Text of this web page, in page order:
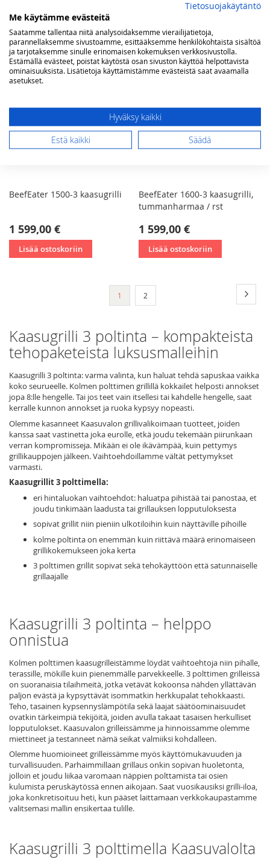
BeefEater 1500-3 kaasugrilli
1 599,00 €
Lisää ostoskoriin
BeefEater 1600-3 kaasugrilli,
tummanharmaa / rst
1 599,00 €
Lisää ostoskoriin
Sivu
You're
currently
page
1 Sivu
2
Kaasugrilli 3 poltinta – kompakteista
tehopaketeista luksusmalleihin
Kaasugrilli 3 poltinta: varma valinta, kun haluat tehdä sapuskaa vaikka
koko seurueelle. Kolmen polttimen grillillä kokkailet helposti annokset
jopa 8:lle hengelle. Tai jos teet vain itsellesi tai kahdelle hengelle, saat
kerralle kunnon annokset ja ruoka kypsyy nopeasti.
Olemme kasanneet Kaasuvalon grillivalikoimaan tuotteet, joiden
kanssa saat vastinetta joka eurolle, etkä joudu tekemään piirunkaan
verran kompromisseja. Mikään ei ole ikävämpää, kuin pettymys
grillikauppojen jälkeen. Vaihtoehdoillamme vältät pettymykset
varmasti.
Kaasugrillit 3 polttimella:
eri hintaluokan vaihtoehdot: haluatpa pihistää tai panostaa, et
joudu tinkimään laadusta tai grillauksen lopputuloksesta
sopivat grillit niin pieniin ulkotiloihin kuin näyttäville pihoille
kolme poltinta on enemmän kuin riittävä määrä erinomaiseen
grillikokemukseen joka kerta
3 polttimen grillit sopivat sekä tehokäyttöön että satunnaiselle
grillaajalle
Kaasugrilli 3 poltinta – helppo
onnistua
Kolmen polttimen kaasugrilleistämme löydät vaihtoehtoja niin pihalle,
terassille, mökille kuin pienemmälle parvekkeelle. 3 polttimen grilleissä
on suoranaisia tilaihmeitä, jotka vetävät kokoonsa nähden yllättävän
paljon evästä ja kypsyttävät isommatkin herkkupalat tehokkaasti.
Teho, tasainen kypsennyslämpötila sekä laajat säätöominaisuudet
ovatkin tärkeimpiä tekijöitä, joiden avulla takaat tasaisen herkulliset
lopputulokset. Kaasuvalon grilleissämme ja hinnoissamme olemme
miettineet ja testanneet nämä seikat valmiiksi kohdalleen.
Olemme huomioineet grilleissämme myös käyttömukavuuden ja
turvallisuuden. Parhaimmillaan grillaus onkin sopivan huoletonta,
jolloin et joudu liikaa varomaan näppien polttamista tai osien
kulumista peruskäytössä ennen aikojaan. Saat vuosikausiksi grilli-iloa,
joka konkretisoituu heti, kun pääset laittamaan verkkokaupastamme
valitsemasi mallin ensikertaa tulille.
Kaasugrilli 3 polttimella Kaasuvalolta
Tietosuojakäytäntö
Me käytämme evästeitä
Saatamme tallentaa niitä analysoidaksemme vierailijatietoja,
parannellaksemme sivustoamme, esittääksemme henkilökohtaista sisältöä
ja tarjotaksemme sinulle erinomaisen kokemuksen verkkosivustolla.
Estämällä evästeet, poistat käytöstä osan sivuston käyttöä helpottavista
ominaisuuksista. Lisätietoja käyttämistämme evästeistä saat avaamalla
asetukset.
Hyväksy kaikki
Estä kaikki Säädä